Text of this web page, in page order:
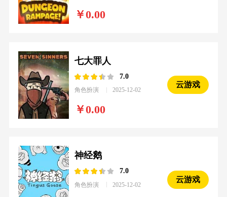
0.00
七大罪人
7.0
角色扮演 2025-12-02
0.00
云游戏
神经鹅
7.0
角色扮演 2025-12-02
云游戏